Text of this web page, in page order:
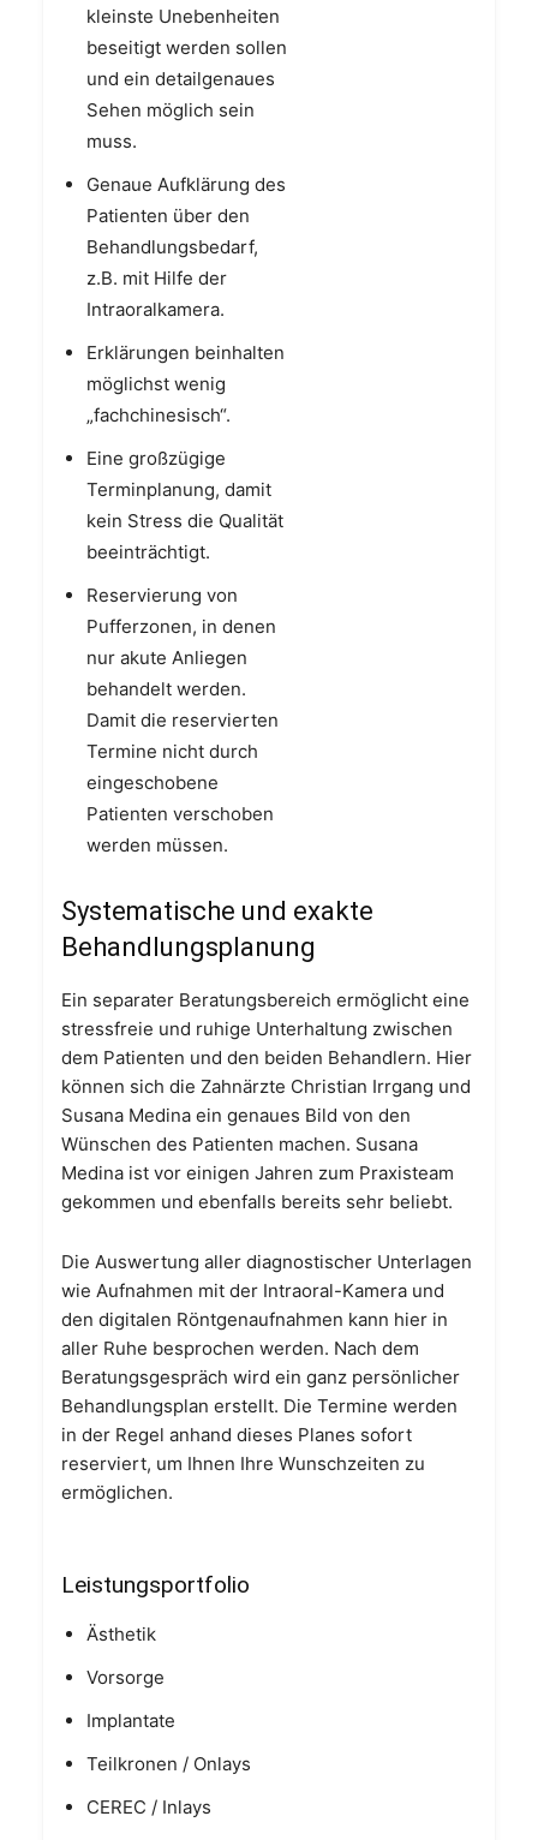
kleinste Unebenheiten
beseitigt werden sollen
und ein detailgenaues
Sehen möglich sein
muss.
Genaue Aufklärung des
Patienten über den
Behandlungsbedarf,
z.B. mit Hilfe der
Intraoralkamera.
Erklärungen beinhalten
möglichst wenig
„fachchinesisch“.
Eine großzügige
Terminplanung, damit
kein Stress die Qualität
beeinträchtigt.
Reservierung von
Pufferzonen, in denen
nur akute Anliegen
behandelt werden.
Damit die reservierten
Termine nicht durch
eingeschobene
Patienten verschoben
werden müssen.
Systematische und exakte
Behandlungsplanung
Ein separater Beratungsbereich ermöglicht eine
stressfreie und ruhige Unterhaltung zwischen
dem Patienten und den beiden Behandlern. Hier
können sich die Zahnärzte Christian Irrgang und
Susana Medina ein genaues Bild von den
Wünschen des Patienten machen. Susana
Medina ist vor einigen Jahren zum Praxisteam
gekommen und ebenfalls bereits sehr beliebt.
Die Auswertung aller diagnostischer Unterlagen
wie Aufnahmen mit der Intraoral-Kamera und
den digitalen Röntgenaufnahmen kann hier in
aller Ruhe besprochen werden. Nach dem
Beratungsgespräch wird ein ganz persönlicher
Behandlungsplan erstellt. Die Termine werden
in der Regel anhand dieses Planes sofort
reserviert, um Ihnen Ihre Wunschzeiten zu
ermöglichen.
Leistungsportfolio
Ästhetik
Vorsorge
Implantate
Teilkronen / Onlays
CEREC / Inlays